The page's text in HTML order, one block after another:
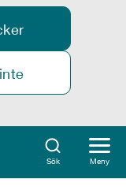
Sök Meny